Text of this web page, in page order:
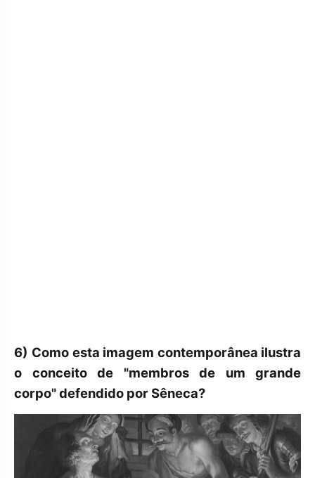
6) Como esta imagem contemporânea ilustra
o conceito de "membros de um grande
corpo" defendido por Sêneca?